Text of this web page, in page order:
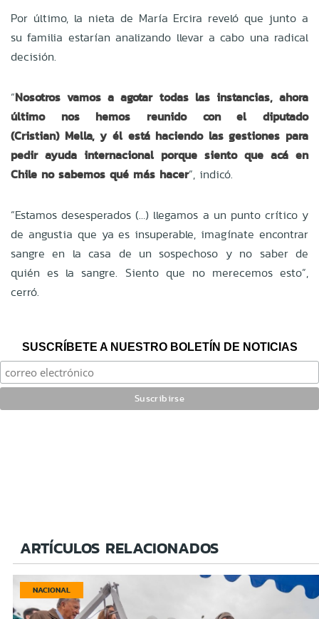
Por último, la nieta de María Ercira reveló que junto a
su familia estarían analizando llevar a cabo una radical
decisión.
“Nosotros vamos a agotar todas las instancias, ahora
último nos hemos reunido con el diputado
(Cristian) Mella, y él está haciendo las gestiones para
pedir ayuda internacional porque siento que acá en
Chile no sabemos qué más hacer”, indicó.
“Estamos desesperados (…) llegamos a un punto crítico y
de angustia que ya es insuperable, imagínate encontrar
sangre en la casa de un sospechoso y no saber de
quién es la sangre. Siento que no merecemos esto”,
cerró.
SUSCRÍBETE A NUESTRO BOLETÍN DE NOTICIAS
ARTÍCULOS RELACIONADOS
NACIONAL